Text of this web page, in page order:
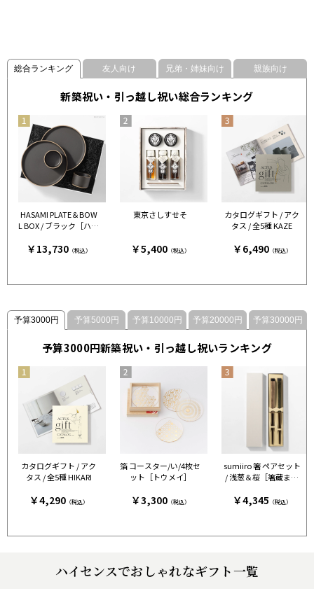
総合ランキング 友人向け 兄弟・姉妹向け 親族向け
新築祝い・引っ越し祝い総合ランキング
HASAMI PLATE＆BOW
L BOX / ブラック［ハサ
￥13,730（税込）
東京さしすせそ
￥5,400（税込）
カタログギフト / アク
タス / 全5種 KAZE
￥6,490（税込）
予算3000円 予算5000円 予算10000円 予算20000円 予算30000円
予算3000円新築祝い・引っ越し祝いランキング
カタログギフト / アク
タス / 全5種 HIKARI
￥4,290（税込）
箔 コースター/い/4枚セ
ット［トウメイ］
￥3,300（税込）
sumiiro 箸 ペアセット
/ 浅葱＆桜［箸蔵まつ
￥4,345 （税込）
ハイセンスでおしゃれなギフト一覧